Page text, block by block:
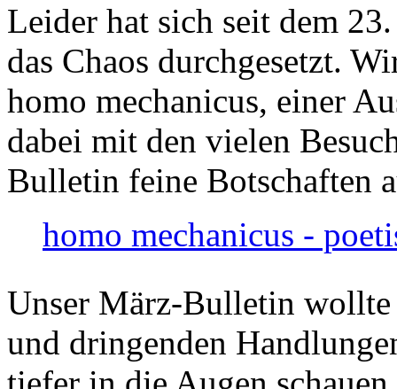
Leider hat sich seit dem
das Chaos durchgesetzt.
homo mechanicus, einer
dabei mit den vielen
Bulletin feine Botschaften
homo mechanicus -
Unser März-Bulletin
und dringenden